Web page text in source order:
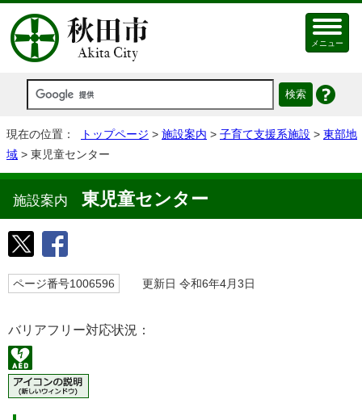
メニュー
現在の位置： トップページ > 施設案内 > 子育て支援系施設 > 東部地
域 > 東児童センター
施設案内 東児童センター
ページ番号1006596 更新日 令和6年4月3日
バリアフリー対応状況：